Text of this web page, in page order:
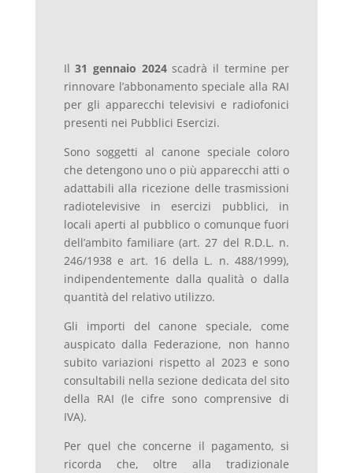
Il31 gennaio 2024scadrà il termine per
rinnovare l’abbonamento speciale alla RAI
per gli apparecchi televisivi e radiofonici
presenti nei Pubblici Esercizi.
Sono soggetti al canone speciale coloro
che detengono uno o più apparecchi atti o
adattabili alla ricezione delle trasmissioni
radiotelevisive in esercizi pubblici, in
locali aperti al pubblico o comunque fuori
dell’ambito familiare (art. 27 del R.D.L. n.
246/1938 e art. 16 della L. n. 488/1999),
indipendentemente dalla qualità o dalla
quantità del relativo utilizzo.
Gli importi del canone speciale, come
auspicato dalla Federazione, non hanno
subito variazioni rispetto al 2023 e sono
consultabili nella sezione dedicata del sito
della RAI (le cifre sono comprensive di
IVA).
Per quel che concerne il pagamento, si
ricorda che, oltre alla tradizionale